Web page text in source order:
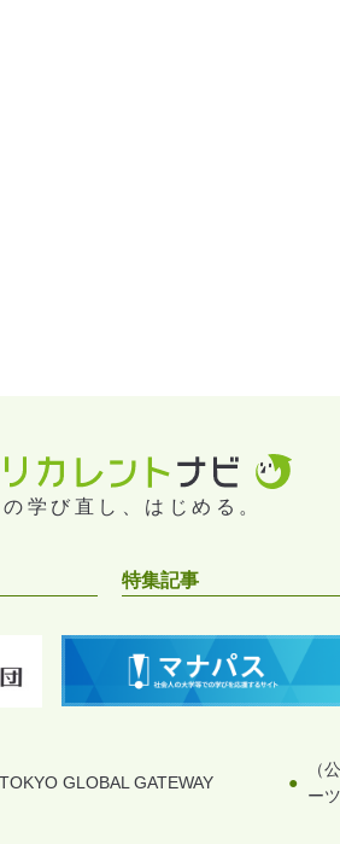
学び直し、はじめる。
特集記事
TOKYO GLOBAL GATEWAY
（
ー